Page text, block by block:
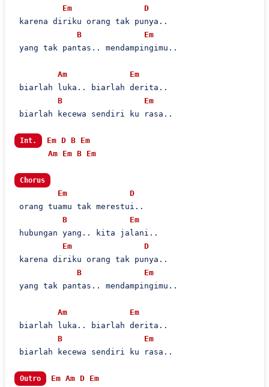
Em
D
karena diriku orang tak punya..
B
Em
yang tak pantas.. mendampingimu..
Am
Em
biarlah luka.. biarlah derita..
B
Em
biarlah kecewa sendiri ku rasa..
Int. Em D B
Em
Am
Em B Em
Chorus
Em
D
orang tuamu tak merestui..
B
Em
hubungan yang.. kita jalani..
Em
D
karena diriku orang tak punya..
B
Em
yang tak pantas.. mendampingimu..
Am
Em
biarlah luka.. biarlah derita..
B
Em
biarlah kecewa sendiri ku rasa..
Outro Em Am D Em